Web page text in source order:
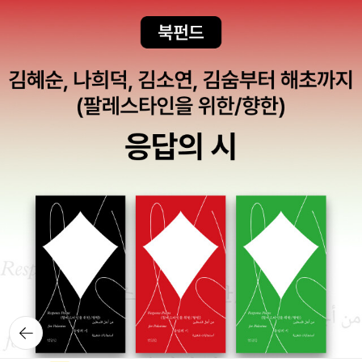
의 공통점이 남의 말에 경청하는 것이라 했다. 사실 대화하다 보
면 문득문득 느껴지는 남의 말을 듣지 않은 것은 물론 자신이 생
각해보게 되기도 하지만.. 요즘은 정말이지, 작가가 언급한대로
일방적인 소통의 시대가 아닌가 싶다..... ㅠ 그런데 책을 잘 읽기
란 게 결코 쉽지 않다. 책을 읽는다는 행위는 책의 저자와 등장인
물의 의도를 아는 일이다. 의도는 무엇 때문에 아는가? 좋은 질문
결코 하나의 의미만 추구하는 게 아니다. 저자도 모를 의미를 아
는 것. 사실 그게 저자의 의도인지도 모른다……. (p.68) _ 공부
'그까이꺼' 나는 작가가 바라보는 세상의 시선이. 언어의 시선이
다소 과감하게 느꼈던 것 같다.작가만의 방식으로 전해지는 담담
하지만 단호함 또한. 그래서 매력있게 와닿은 수필집 『쓴다,, 또
쓴다』 #쓴다또쓴다 #박상률 #특별한서재 #수필집 #수필 #문학
#언어 #추천도서 * 본 서평은 출판사로부터 도서를 제공받아
니지만 그래도 소박하게 손그림이 있고 꽃사진이 있어서 기대하
고 있는 중이다. 근래들어 식물관련 책들을 꾸준히 읽을 수 있어
하며 책상 앞에 앉아본 적이 없다'뉴요커 전속 작가로 서른두권의
책을 냈고 퓰리처상을 받았으며 미국 프린스턴 대학에서 45년간
글쓰기수업(창의적인 논픽션)을 진행해온 저자의 책이 국내에 처
음 번역되었다. 저자가 그동안 써왔던 글 25만 단어를 샅샅이 훑
어디에서부터 출발했는지를 밝히는 일종의 메타자서전이다. 지
질학이나 청어떼같은 지루하고 낯선 주제를 그 분야의 문외한인
독자에게도 중요한 주제가 되게 만드는 저자의 재능은 어디서 왔
을까. 두려움 가득한 작업실에서 두려움에 굴하지 않고,라는 부제
는 일종의 힌트. 1991과 우리의 불행은 당연하지 않습니다 역
시 겹치는 책. 이상한 나라 대한민국의 진실을 파헤친 책. 과거보
다 발전한 한국의 사회상만 생각했다가는 아직도 의아할 정도로
대한 사유라니, 대단하달밖에. 이런 화가가 있는 줄도 몰랐다. 이
렇게 뛰어난 발상력과 모던한 화풍을 가진 화가가 있었구나. 꼭
갖고 싶은 화집이다. 최근에 읽었던 <마력의 태동>이 아니었으
면 눈에 들어왔을까 의문스럽다. 잘 모르는 분야의 책도, 주요하
게 다루는 주제 키워드가 어떤 우연으로 자주 눈에 들어왔다면 단
순노출효과를 입어 이렇게 시선을 끌기도 한다. 전문가들은 모두
세상을 자기 분야의 관점으로 이해하려 하고 해석하려 한다. 바로
다. 청소년 소설이다(인 듯하다). 요즘같은 때 정말이지 국적을
막론하고 엄마와 아내라는 이름으로 절로 연대하게 되는 이들이
많아지고 있어서 그런가 당연하게 장바구니에 집어넣고 있는 자
신을 발견하게 됐다... 쓰는 사람들이 쓰는 일들에 대해 쓴 책들
을 계속해서 읽다 보면 거기서 공통적으로 발견할 수 있는 것과
쓴 이 특유의 개성으로 분류할 수 있는 것들이 보인다. 그러면 내
가 발견한 게 다음 책에서도 비슷하게 발견될까가 궁금해서 또 쓰
뒤로가
기